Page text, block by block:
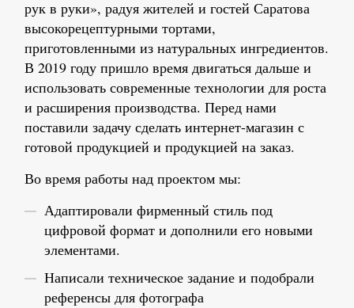
рук в руки», радуя жителей и гостей Саратова
высокорецептурными тортами,
приготовленными из натуральных ингредиентов.
В 2019 году пришло время двигаться дальше и
использовать современные технологии для роста
и расширения производства. Перед нами
поставили задачу сделать интернет-магазин с
готовой продукцией и продукцией на заказ.
Во время работы над проектом мы:
Адаптировали фирменный стиль под
цифровой формат и дополнили его новыми
элементами.
Написали техническое задание и подобрали
референсы для фотографа